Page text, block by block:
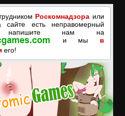
Роскомнадзора или
есть неправомерный
напишите нам на
и мы в
его!